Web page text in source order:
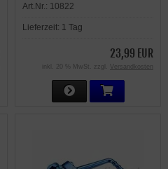
Motorhispania, Peugeot,
Art.Nr.: 10822
Lieferzeit: 1 Tag
23,99 EUR
inkl. 20 % MwSt. zzgl. Versandkosten